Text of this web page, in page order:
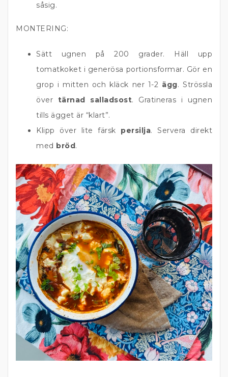
såsig.
MONTERING:
Sätt ugnen på 200 grader. Häll upp
tomatkoket i generösa portionsformar. Gör en
grop i mitten och kläck ner 1-2 ägg. Strössla
över tärnad salladsost. Gratineras i ugnen
tills ägget är “klart”.
Klipp över lite färsk persilja. Servera direkt
med bröd.